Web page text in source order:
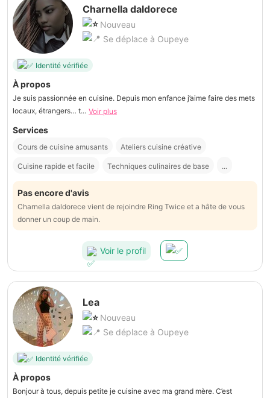
Charnella daldorece
Nouveau
Se déplace à Oupeye
Identité vérifiée
À propos
Je suis passionnée en cuisine. Depuis mon enfance j’aime faire des mets
locaux, étrangers… t... Voir plus
Services
Cours de cuisine amusants Ateliers cuisine créative
Cuisine rapide et facile Techniques culinaires de base ...
Pas encore d'avis
Charnella daldorece vient de rejoindre Ring Twice et a hâte de vous
donner un coup de main.
Voir le profil
Lea
Nouveau
Se déplace à Oupeye
Identité vérifiée
À propos
Bonjour à tous, depuis petite je cuisine avec ma grand mère. C’est